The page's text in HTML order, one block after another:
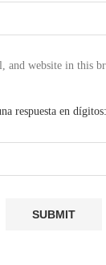
and website in this
respuesta en dígitos: